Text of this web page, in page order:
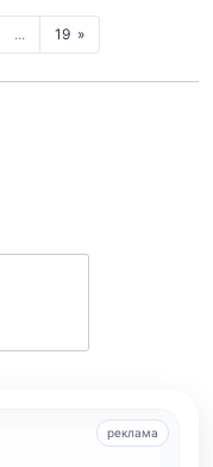
... 19
реклама